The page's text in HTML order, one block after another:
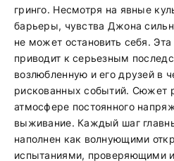
гринго. Несмотря на явные
барьеры, чувства Джона
не может остановить себя.
приводит к серьезным
возлюбленную и его друзей в
рискованных событий. Сюжет
атмосфере постоянного
выживание. Каждый шаг
наполнен как волнующими
испытаниями, проверяющими